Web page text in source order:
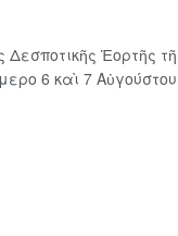
Ἑορτῆς
6 καὶ 7